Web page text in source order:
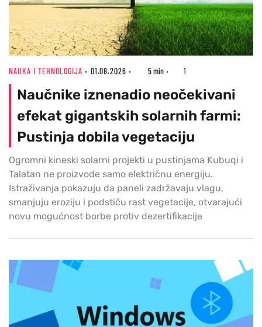
NAUKA I TEHNOLOGIJA 01.08.2026 5 min 1
Naučnike iznenadio neočekivani
efekat gigantskih solarnih farmi:
Pustinja dobila vegetaciju
Ogromni kineski solarni projekti u pustinjama Kubuqi i
Talatan ne proizvode samo električnu energiju.
Istraživanja pokazuju da paneli zadržavaju vlagu,
smanjuju eroziju i podstiču rast vegetacije, otvarajući
novu mogućnost borbe protiv dezertifikacije